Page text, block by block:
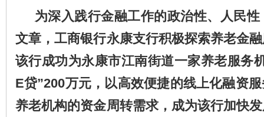
为深入践行金融工作的政治性、人民性
文章，工商银行永康支行积极探索养老金
该行成功为永康市江南街道一家养老服务
E贷”200万元，以高效便捷的线上化融资
养老机构的资金周转需求，成为该行加快